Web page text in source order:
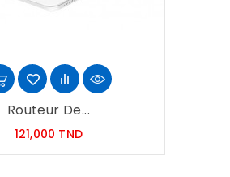
Routeur De...
121,000 TNDPrix